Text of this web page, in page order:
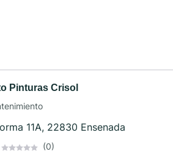
Pinturas Crisol
11A, 22830 Ensenada
(0)